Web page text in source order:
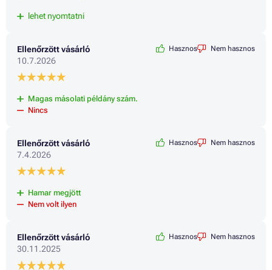
lehet nyomtatni
Ellenőrzött vásárló
10.7.2026
Hasznos Nem hasznos
Magas másolati példány szám.
Nincs
Ellenőrzött vásárló
7.4.2026
Hasznos Nem hasznos
Hamar megjött
Nem volt ilyen
Ellenőrzött vásárló
30.11.2025
Hasznos Nem hasznos